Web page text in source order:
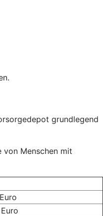
grundlegend
Menschen mit